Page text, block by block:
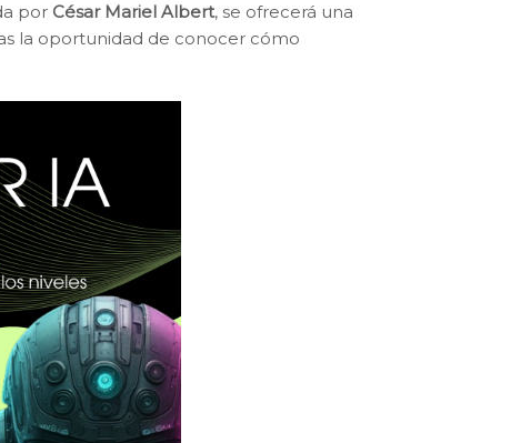
por César Mariel Albert, se ofrecerá una
la oportunidad de conocer cómo